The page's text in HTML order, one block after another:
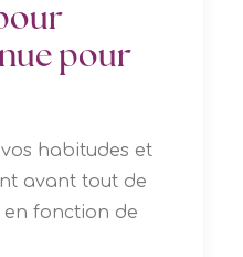
pour
habitudes et
avant tout de
fonction de